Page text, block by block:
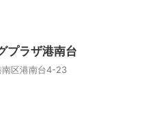
プラザ港南台
南区港南台4-23